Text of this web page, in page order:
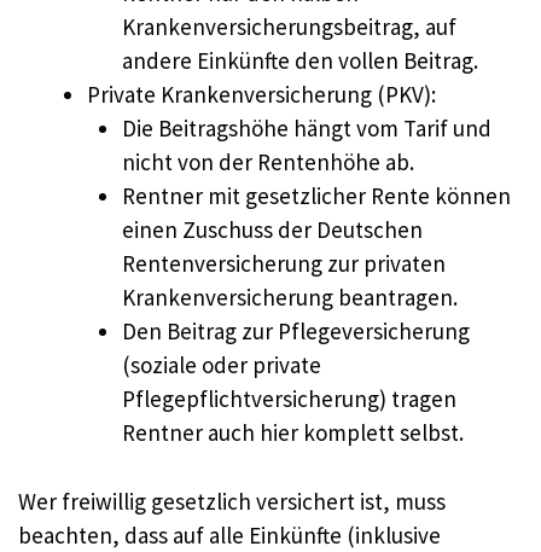
Krankenversicherungsbeitrag, auf
andere Einkünfte den vollen Beitrag.
Private Krankenversicherung (PKV):
Die Beitragshöhe hängt vom Tarif und
nicht von der Rentenhöhe ab.
Rentner mit gesetzlicher Rente können
einen Zuschuss der Deutschen
Rentenversicherung zur privaten
Krankenversicherung beantragen.
Den Beitrag zur Pflegeversicherung
(soziale oder private
Pflegepflichtversicherung) tragen
Rentner auch hier komplett selbst.
Wer freiwillig gesetzlich versichert ist, muss
beachten, dass auf alle Einkünfte (inklusive